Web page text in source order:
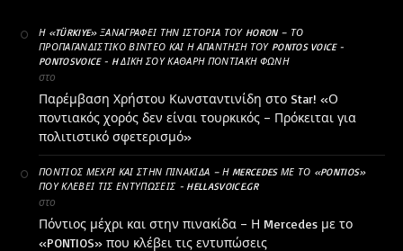
Η «TÜRKIYE» ΞΑΝΑΓΡΆΦΕΙ ΤΗΝ ΙΣΤΟΡΊΑ ΤΟΥ HORON – ΤΟ
ΠΡΟΠΑΓΑΝΔΙΣΤΙΚΌ ΒΊΝΤΕΟ ΚΑΙ Η ΑΠΆΝΤΗΣΗ ΤΟΥ PONTOS VOICE -
PONTOSVOICE - H ΔΙΚΉ ΣΟΥ ΚΑΘΑΡΗ ΠΟΝΤΙΑΚΉ ΦΩΝΉ
στο
Παρέμβαση Χρήστου Κωνσταντινίδη στο Star! «Ο
ποντιακός χορός δεν είναι τουρκικός – Πρόκειται για
πολιτιστικό σφετερισμό»
ΠΌΝΤΙΟΣ ΜΈΧΡΙ ΚΑΙ ΣΤΗΝ ΠΙΝΑΚΊΔΑ – Η MERCEDES ΜΕ ΤΟ «PONTIOS»
ΠΟΥ ΚΛΈΒΕΙ ΤΙΣ ΕΝΤΥΠΏΣΕΙΣ - HELLASVOICE.GR
στο
Πόντιος μέχρι και στην πινακίδα – Η Mercedes με το
«PONTIOS» που κλέβει τις εντυπώσεις